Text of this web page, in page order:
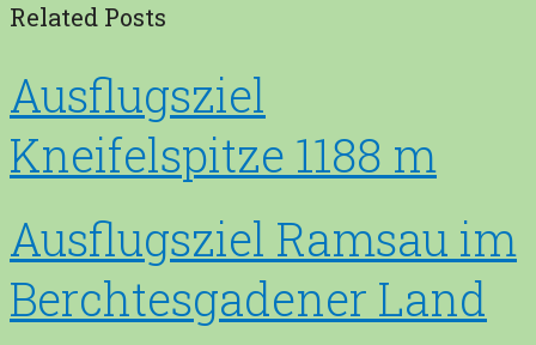
Related Posts
Ausflugsziel
Kneifelspitze 1188 m
Ausflugsziel Ramsau im
Berchtesgadener Land